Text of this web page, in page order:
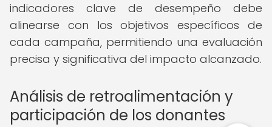
indicadores clave de desempeño debe
alinearse con los objetivos específicos de
cada campaña, permitiendo una evaluación
precisa y significativa del impacto alcanzado.
Análisis de retroalimentación y
participación de los donantes